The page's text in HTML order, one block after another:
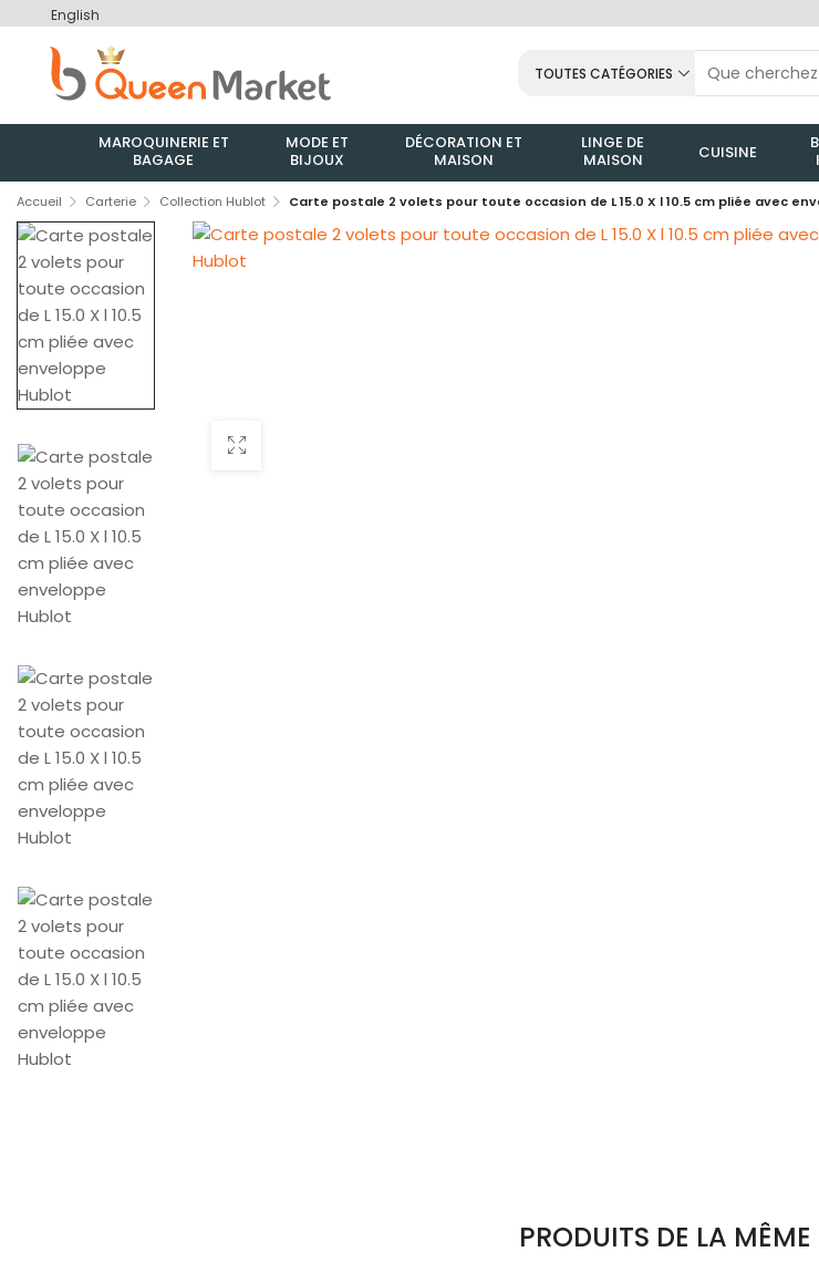
English
TOUTES CATÉGORIES
MAROQUINERIE ET
BAGAGE
MODE ET
BIJOUX
DÉCORATION ET
MAISON
LINGE DE
MAISON
CUISINE
Accueil Carterie Collection Hublot Carte postale 2 volets pour toute occasion de L 15.0 X l 10.5 cm pliée avec
PRODUITS DE LA